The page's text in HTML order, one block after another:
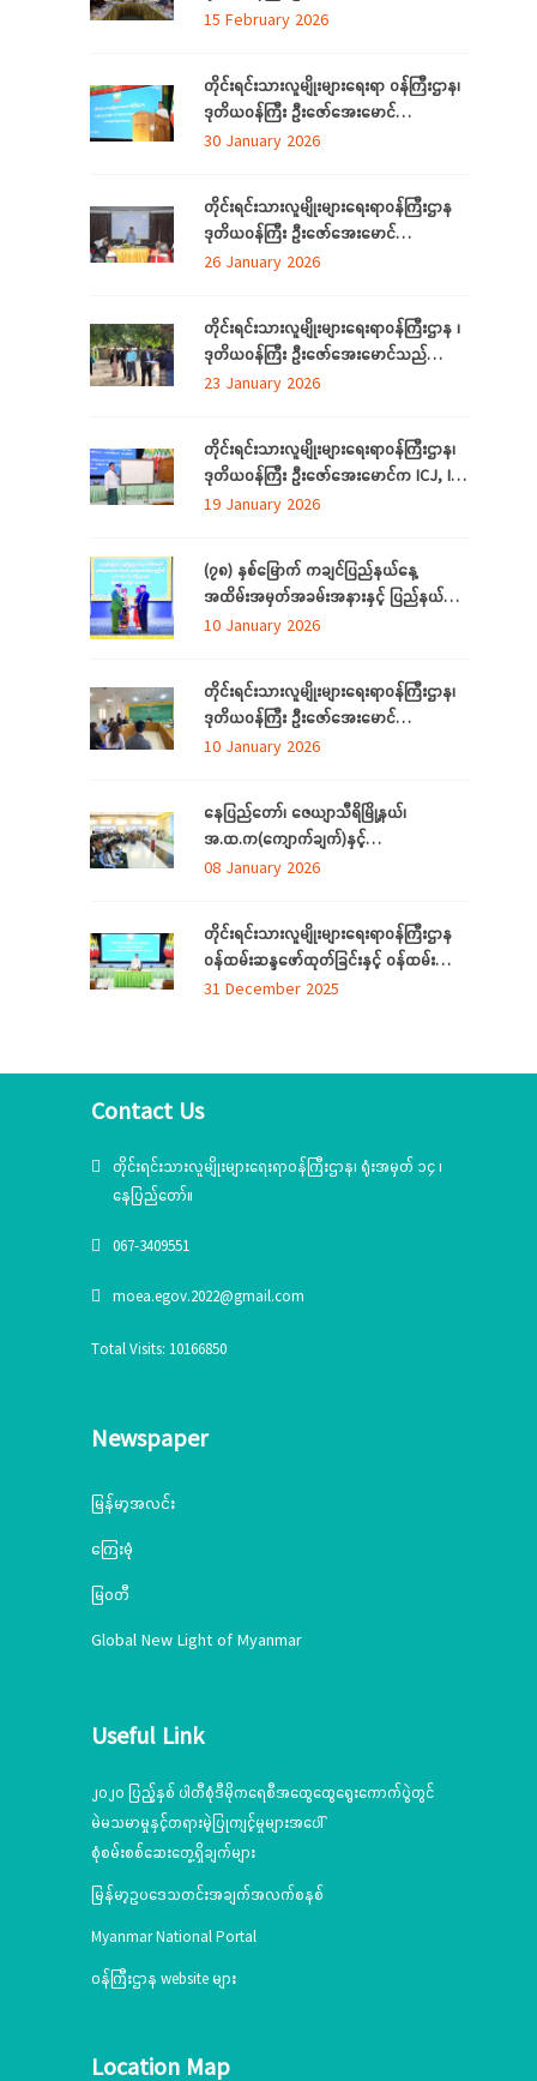
ရန်ကုန်တိုင်းဒေသကြီးအတွင်းရှိ
သည့် သက်တိုင်းရင်းသားလူမျိုးများနှင့်
တွေ့ဆုံ၊ (၃၉)ကြိမ်မြောက် ဂုဏဝိသိဌပူဇာ
မင်္ဂလာပွဲအခမ်းအနား အောင်မြင်စွာကျင်းပ
နိုင်ရေး လုပ်ငန်းညှိနှိုင်းအစည်းအဝေးသို့
15 February 2026
တိုင်းရင်းသားလူမျိုးများရေးရာ ဝန်ကြီးဌာန၊
ဒုတိယဝန်ကြီး ဦးဇော်အေးမောင်
တိုင်းရင်းသားလူမျိုးများရေးရာဝန်ကြီးဌာန Al
သင်တန်းဆင်းပွဲအခမ်းအနားသို့ တက်ရောက်
နေပြည်တော် ဇန်နဝါရီလ ၃၀
30 January 2026
တိုင်းရင်းသားလူမျိုးများရေးရာဝန်ကြီးဌာန
ဒုတိယဝန်ကြီး ဦးဇော်အေးမောင်
ရန်ကုန်တိုင်းဒေသကြီး၊ ညွှန်ကြားရေးမှူးရုံးရှိ
အတွင်းရှိ တိုင်းရင်းသားစာပေနှင့်ယဉ်ကျေးမှု
ကော်မတီများနှင့်တွေ့ဆုံ
26 January 2026
တိုင်းရင်းသားလူမျိုးများရေးရာဝန်ကြီးဌာန ၊
ဒုတိယဝန်ကြီး ဦးဇော်အေးမောင်သည်
တိုင်းရင်းသားရေးရာနှင့်သက်မွေးပညာသင်
မည့်မြေနေရာတွင် လုပ်ငန်းဆောင်ရွက်မှု
အခြေအနေများကို ကြည့်ရှုစစ်ဆေးခြင်း
23 January 2026
တိုင်းရင်းသားလူမျိုးများရေးရာဝန်ကြီးဌာန၊
ဒုတိယဝန်ကြီး ဦးဇော်‌အေးမောင်က ICJ, ICC
အပြည်ပြည်ဆိုင်ရာတရားရုံးများနှင့်
19 January 2026
(၇၈) နှစ်မြောက် ကချင်ပြည်နယ်နေ့
အထိမ်းအမှတ်အခမ်းအနားနှင့် ပြည်နယ်
ဂုဏ်ထူးဆောင်ဆုများ ချီးမြှင့်ခြင်း
စည်းလုံးညီညွတ်ခြင်းကို ထုတ်ဖော်ပြသသည့်
မနောအကကို ရိုးရာအစဉ်အလာနှင့်အညီ
အေးချမ်းပျော်ရွှင်စွာဆင်နွှဲ
10 January 2026
တိုင်းရင်းသားလူမျိုးများရေးရာဝန်ကြီးဌာန၊
ဒုတိယဝန်ကြီး ဦးဇော်‌အေးမောင်
ကချင်ပြည်နယ်၊ ညွှန်ကြား‌ရေးမှူးရုံးရှိ
10 January 2026
နေပြည်တော်၊ ဇေယျာသီရိမြို့နယ်၊
အ.ထ.က(ကျောက်ချက်)နှင့်
အ.ထ.က(ရေဆင်း) တ်ို့မှ ကျောင်းသား၊
ရေးရာဝန်ကြီးဌာနရှိ တိုင်းရင်းသား ရိုးရာ
ယဉ်ကျေးမှုပြခန်းသို့ လာရောက်လေ့လာ
08 January 2026
တိုင်းရင်းသားလူမျိုးများရေးရာဝန်ကြီးဌာန
ဝန်ထမ်းဆန္ဒဖော်ထုတ်ခြင်းနှင့် ဝန်ထမ်း
သက်သာချောင်ချိရေးအတွက် ထောက်ပံ့
31 December 2025
Contact Us
တိုင်းရင်းသားလူမျိုးများရေးရာဝန်ကြီးဌာန၊ ရုံးအမှတ် ၁၄ ၊
နေပြည်တော်။
067-3409551
moea.egov.2022@gmail.com
Total Visits: 10166850
Newspaper
မြန်မာ့အလင်း
ကြေးမုံ
မြဝတီ
Global New Light of Myanmar
Useful Link
၂၀၂၀ ပြည့်နှစ် ပါတီစုံဒီမိုကရေစီအထွေထွေရွေးကောက်ပွဲတွင်
မဲမသမာမှုနှင့်တရားမဲ့ပြုကျင့်မှုများအပေါ်
စုံစမ်းစစ်ဆေးတွေ့ရှိချက်များ
မြန်မာ့ဥပဒေသတင်းအချက်အလက်စနစ်
Myanmar National Portal
ဝန်ကြီးဌာန website များ
Location Map